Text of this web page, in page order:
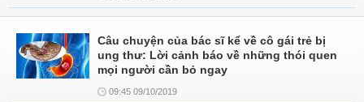
Câu chuyện của bác sĩ kể về cô gái trẻ bị
ung thư: Lời cảnh báo về những thói quen
mọi người cần bỏ ngay
09:45 09/10/2019